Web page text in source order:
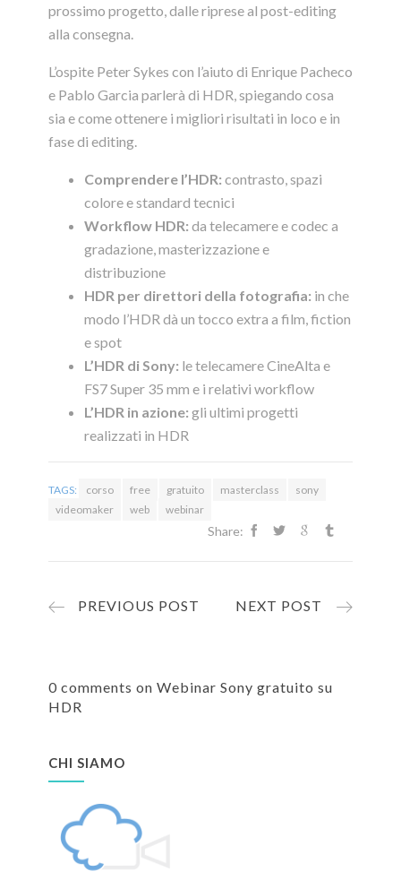
prossimo progetto, dalle riprese al post-editing
alla consegna.
L’ospite Peter Sykes con l’aiuto di Enrique Pacheco
e Pablo Garcia parlerà di HDR, spiegando cosa
sia e come ottenere i migliori risultati in loco e in
fase di editing.
Comprendere l’HDR: contrasto, spazi
colore e standard tecnici
Workflow HDR: da telecamere e codec a
gradazione, masterizzazione e
distribuzione
HDR per direttori della fotografia: in che
modo l’HDR dà un tocco extra a film, fiction
e spot
L’HDR di Sony: le telecamere CineAlta e
FS7 Super 35 mm e i relativi workflow
L’HDR in azione: gli ultimi progetti
realizzati in HDR
TAGS: corso free gratuito masterclass
sony
videomaker
web webinar
Share:
PREVIOUS POST NEXT POST
0 comments on Webinar Sony gratuito su
HDR
CHI SIAMO